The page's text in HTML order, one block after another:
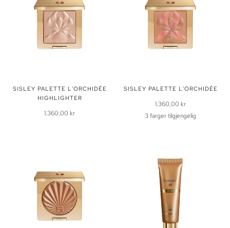
SISLEY PALETTE L'ORCHIDÉE
HIGHLIGHTER
1.360,00 kr
SISLEY PALETTE L'ORCHIDÉE
1.360,00 kr
3 farger tilgjengelig
1
2
3